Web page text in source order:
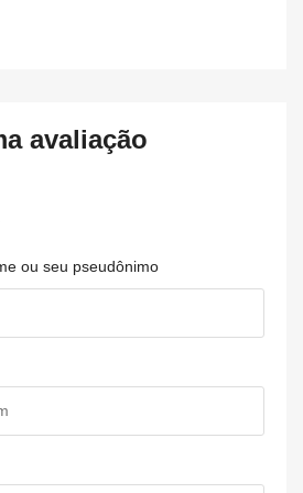
avaliação
ou seu pseudônimo